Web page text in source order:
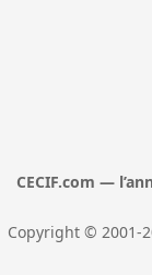
CECIF.com —
Copyright © 2001-